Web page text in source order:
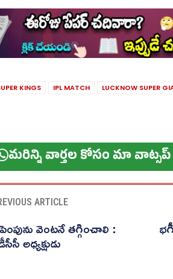
KINGS IPL MATCH LUCKNOW SUPER
మ‌రిన్ని వార్త‌ల కోసం మా
ARTICLE
వెంటనే తగ్గించాలి :
అధ్యక్షుడు